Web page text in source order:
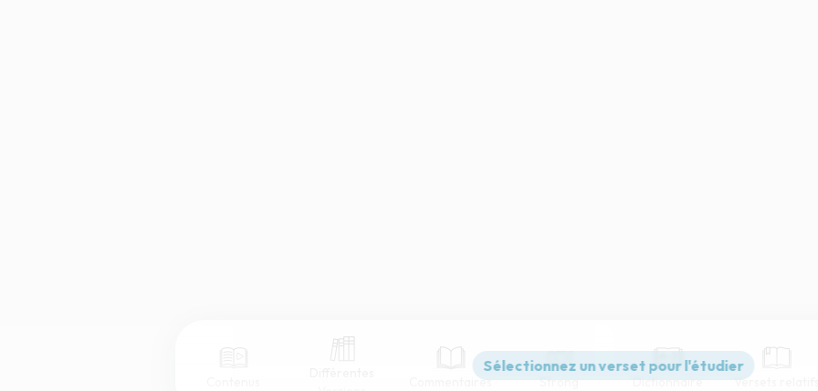
Commentaires Strong Dictionnaire Versets relatifs